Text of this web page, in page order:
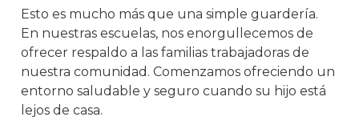
Esto es mucho más que una simple guardería.
En nuestras escuelas, nos enorgullecemos de
ofrecer respaldo a las familias trabajadoras de
nuestra comunidad. Comenzamos ofreciendo un
entorno saludable y seguro cuando su hijo está
lejos de casa.